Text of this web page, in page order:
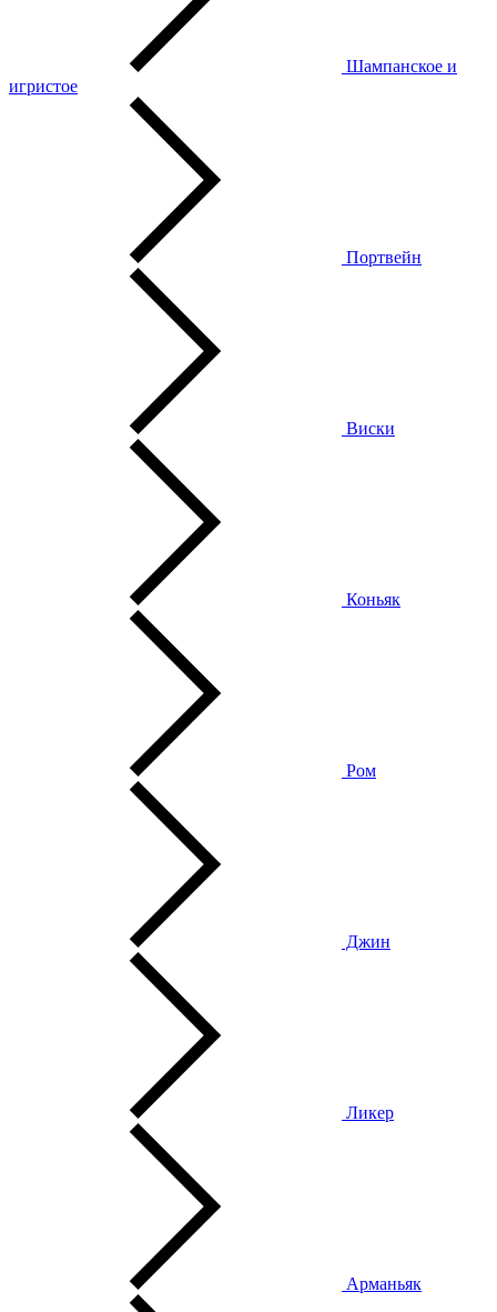
Шампанское и
игристое
Портвейн
Виски
Коньяк
Ром
Джин
Ликер
Арманьяк